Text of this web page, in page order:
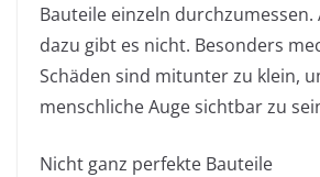
Bauteile einzeln
dazu gibt es nicht. Besonders
Schäden sind mitunter zu klein,
menschliche Auge sichtbar zu
Nicht ganz perfekte Bauteile